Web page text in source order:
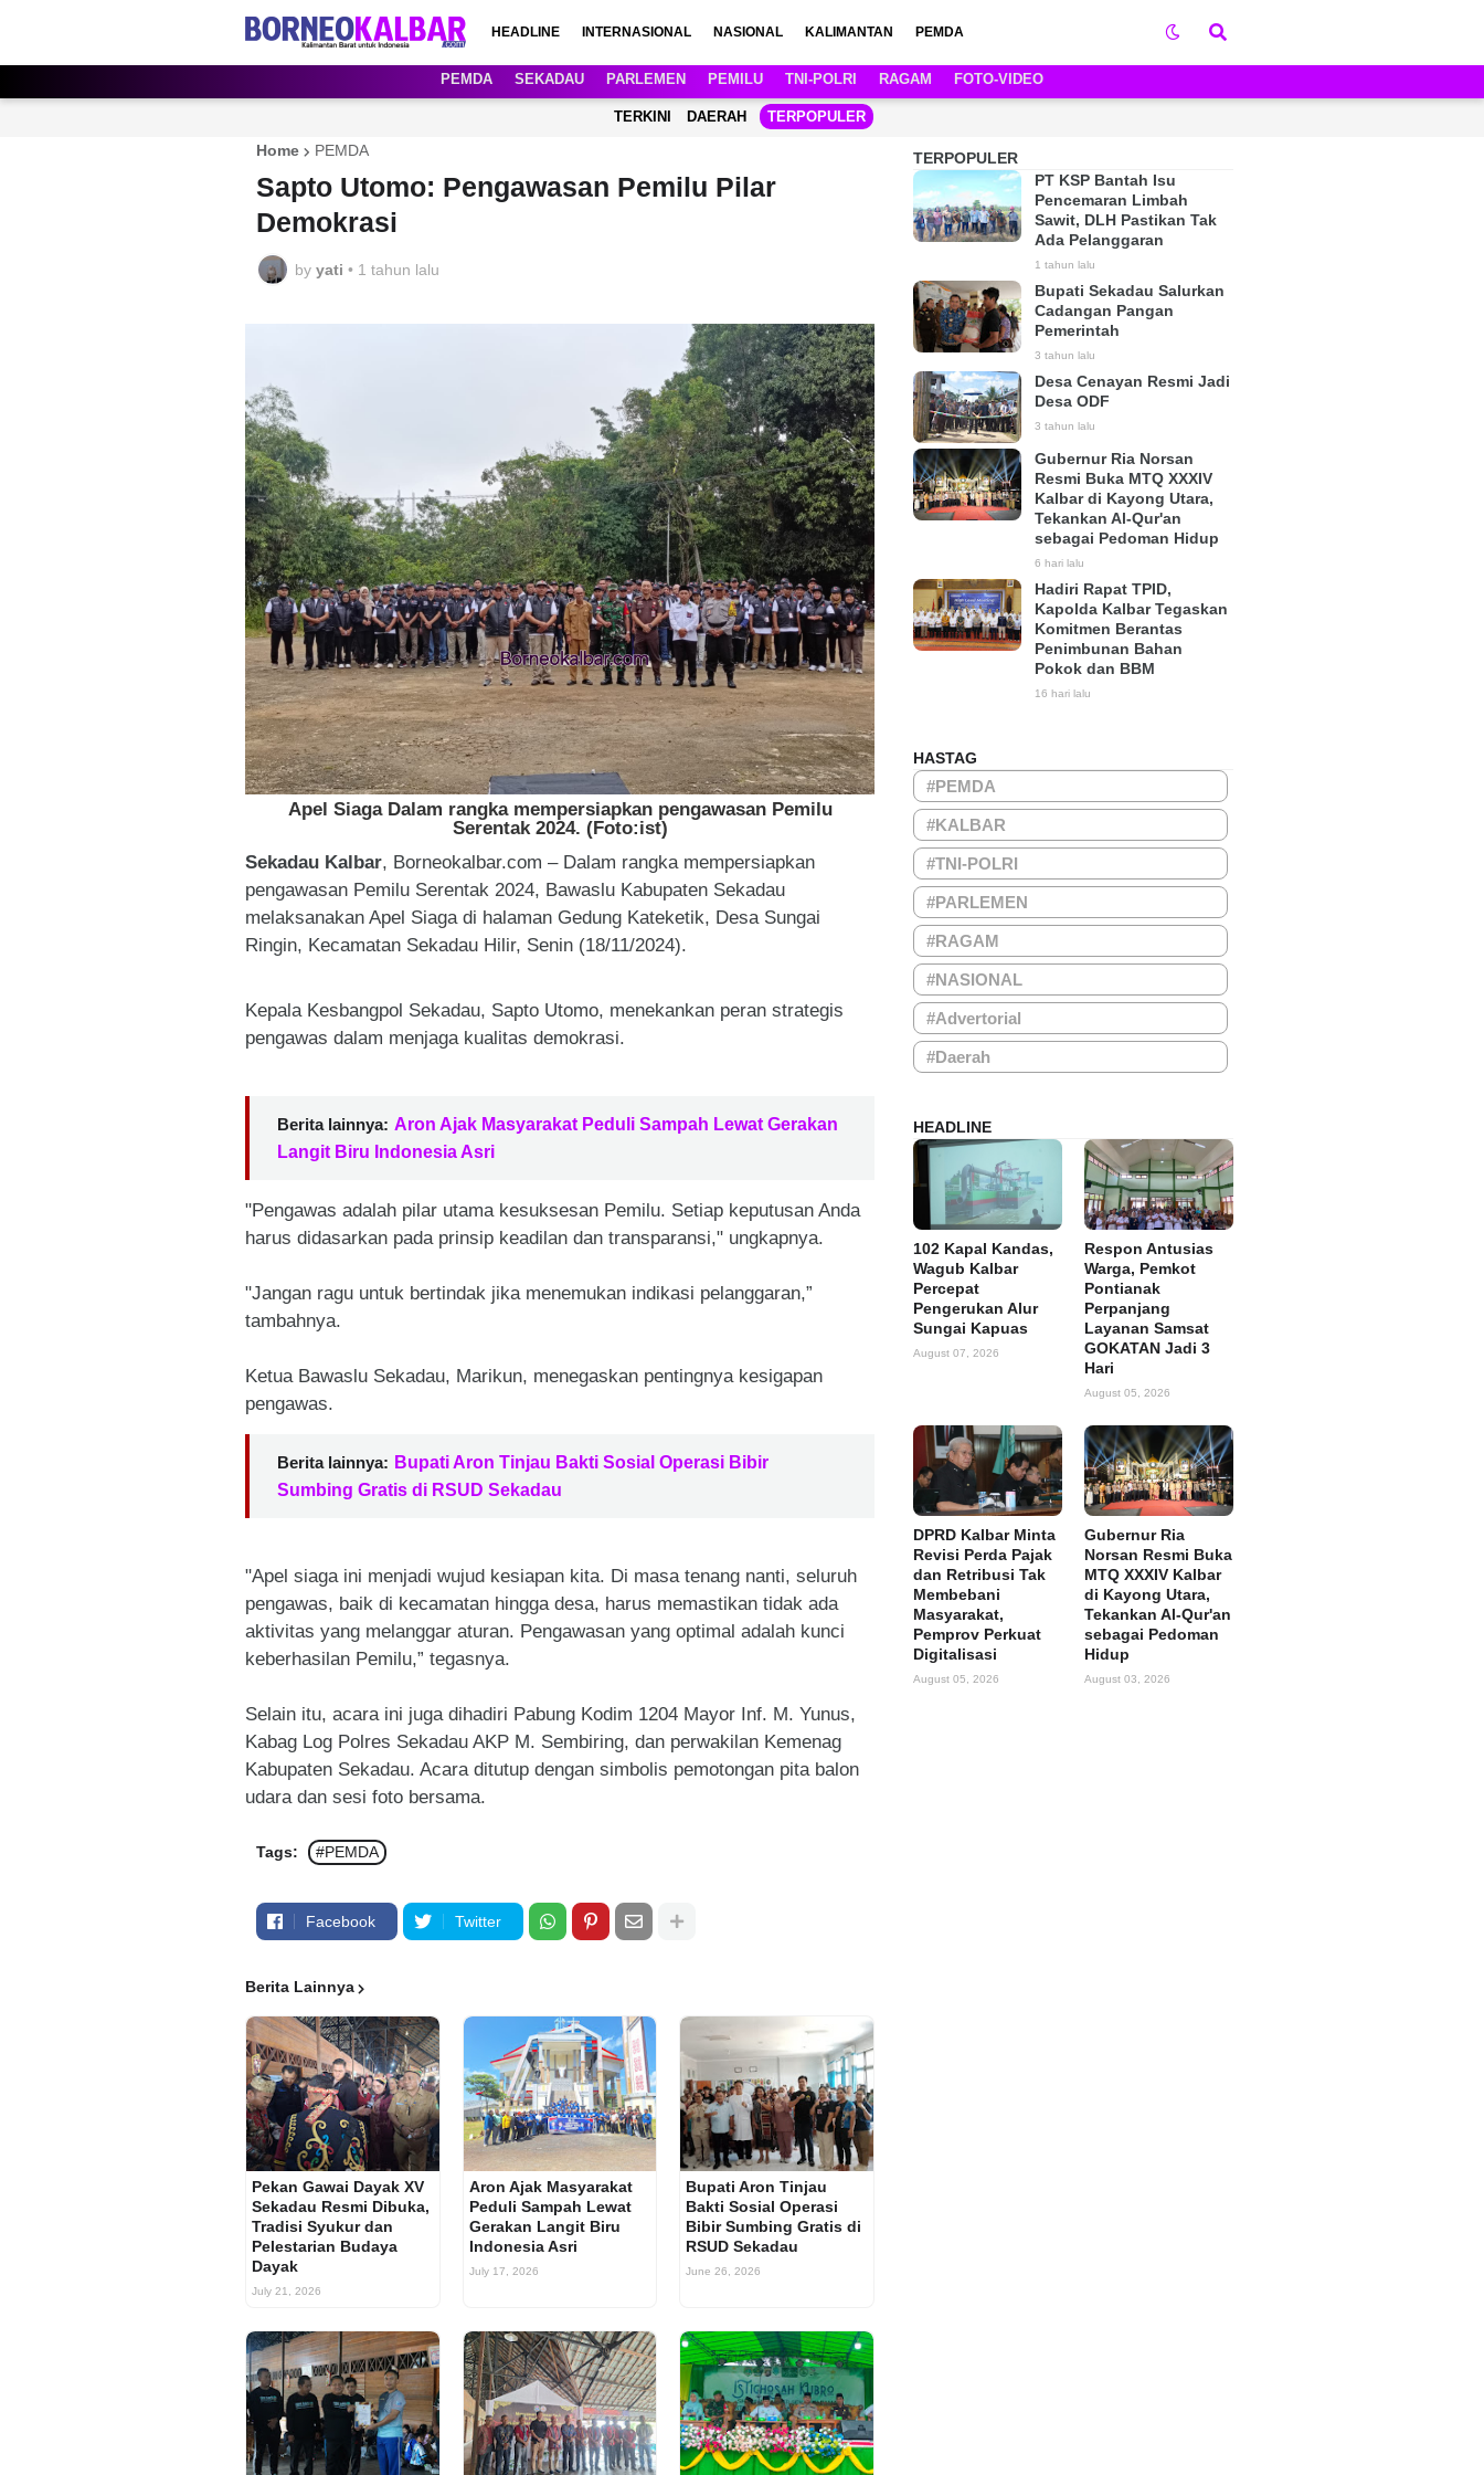
HEADLINE INTERNASIONAL NASIONAL KALIMANTAN PEMDA
PEMDA SEKADAU PARLEMEN PEMILU TNI-POLRI RAGAM FOTO-VIDEO
TERKINI DAERAH TERPOPULER
Home PEMDA
Sapto Utomo: Pengawasan Pemilu Pilar
Demokrasi
by yati • 1 tahun lalu
Apel Siaga Dalam rangka mempersiapkan pengawasan Pemilu
Serentak 2024. (Foto:ist)
Sekadau Kalbar, Borneokalbar.com – Dalam rangka mempersiapkan
pengawasan Pemilu Serentak 2024, Bawaslu Kabupaten Sekadau
melaksanakan Apel Siaga di halaman Gedung Kateketik, Desa Sungai
Ringin, Kecamatan Sekadau Hilir, Senin (18/11/2024).
Kepala Kesbangpol Sekadau, Sapto Utomo, menekankan peran strategis
pengawas dalam menjaga kualitas demokrasi.
Berita lainnya: Aron Ajak Masyarakat Peduli Sampah Lewat Gerakan
Langit Biru Indonesia Asri
"Pengawas adalah pilar utama kesuksesan Pemilu. Setiap keputusan Anda
harus didasarkan pada prinsip keadilan dan transparansi," ungkapnya.
"Jangan ragu untuk bertindak jika menemukan indikasi pelanggaran,”
tambahnya.
Ketua Bawaslu Sekadau, Marikun, menegaskan pentingnya kesigapan
pengawas.
Berita lainnya: Bupati Aron Tinjau Bakti Sosial Operasi Bibir
Sumbing Gratis di RSUD Sekadau
"Apel siaga ini menjadi wujud kesiapan kita. Di masa tenang nanti, seluruh
pengawas, baik di kecamatan hingga desa, harus memastikan tidak ada
aktivitas yang melanggar aturan. Pengawasan yang optimal adalah kunci
keberhasilan Pemilu,” tegasnya.
Selain itu, acara ini juga dihadiri Pabung Kodim 1204 Mayor Inf. M. Yunus,
Kabag Log Polres Sekadau AKP M. Sembiring, dan perwakilan Kemenag
Kabupaten Sekadau. Acara ditutup dengan simbolis pemotongan pita balon
udara dan sesi foto bersama.
Tags: #PEMDA
Facebook Twitter
Berita Lainnya
Pekan Gawai Dayak XV
Sekadau Resmi Dibuka,
Tradisi Syukur dan
Pelestarian Budaya
Dayak
July 21, 2026
Aron Ajak Masyarakat
Peduli Sampah Lewat
Gerakan Langit Biru
Indonesia Asri
July 17, 2026
Bupati Aron Tinjau
Bakti Sosial Operasi
Bibir Sumbing Gratis di
RSUD Sekadau
June 26, 2026
TERPOPULER
PT KSP Bantah Isu
Pencemaran Limbah
Sawit, DLH Pastikan Tak
Ada Pelanggaran
1 tahun lalu
Bupati Sekadau Salurkan
Cadangan Pangan
Pemerintah
3 tahun lalu
Desa Cenayan Resmi Jadi
Desa ODF
3 tahun lalu
Gubernur Ria Norsan
Resmi Buka MTQ XXXIV
Kalbar di Kayong Utara,
Tekankan Al-Qur'an
sebagai Pedoman Hidup
6 hari lalu
Hadiri Rapat TPID,
Kapolda Kalbar Tegaskan
Komitmen Berantas
Penimbunan Bahan
Pokok dan BBM
16 hari lalu
HASTAG
#PEMDA
#KALBAR
#TNI-POLRI
#PARLEMEN
#RAGAM
#NASIONAL
#Advertorial
#Daerah
HEADLINE
102 Kapal Kandas,
Wagub Kalbar
Percepat
Pengerukan Alur
Sungai Kapuas
August 07, 2026
Respon Antusias
Warga, Pemkot
Pontianak
Perpanjang
Layanan Samsat
GOKATAN Jadi 3
Hari
August 05, 2026
DPRD Kalbar Minta
Revisi Perda Pajak
dan Retribusi Tak
Membebani
Masyarakat,
Pemprov Perkuat
Digitalisasi
August 05, 2026
Gubernur Ria
Norsan Resmi Buka
MTQ XXXIV Kalbar
di Kayong Utara,
Tekankan Al-Qur'an
sebagai Pedoman
Hidup
August 03, 2026